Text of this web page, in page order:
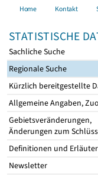
Home Kontakt
STATISTISCHE
Sachliche Suche
Regionale Suche
Kürzlich bereitgestellte
Allgemeine Angaben,
Gebietsveränderungen,
Änderungen zum
Definitionen und
Newsletter